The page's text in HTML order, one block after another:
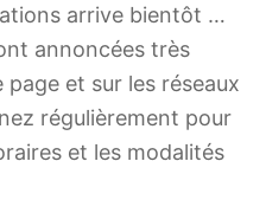
arrive bientôt …
annoncées très
et sur les réseaux
régulièrement pour
et les modalités